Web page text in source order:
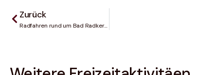
Zurück
Radfahren rund um Bad Radkersburg – Auf zwei Rädern durchs Paradies